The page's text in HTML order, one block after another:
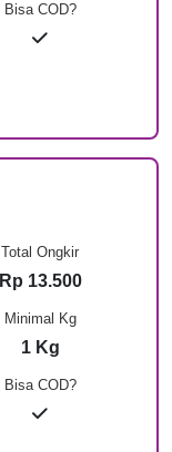
Bisa COD?
Bisa COD?
Total Ongkir
Rp 13.500
Minimal Kg
1 Kg